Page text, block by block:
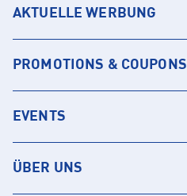
AKTUELLE WERBUNG
PROMOTIONS & COUPONS
EVENTS
ÜBER UNS